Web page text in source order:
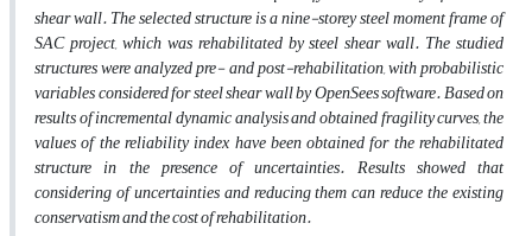
shear wall. The selected structure is a nine-storey steel moment frame of
SAC project, which was rehabilitated by steel shear wall. The studied
structures were analyzed pre- and post-rehabilitation, with probabilistic
variables considered for steel shear wall by OpenSees software. Based on
results of incremental dynamic analysis and obtained fragility curves, the
values of the reliability index have been obtained for the rehabilitated
structure in the presence of uncertainties. Results showed that
considering of uncertainties and reducing them can reduce the existing
conservatism and the cost of rehabilitation.